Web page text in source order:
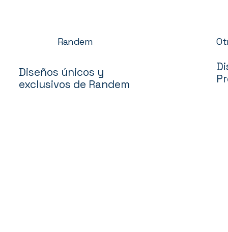
Randem
Diseños únicos y
exclusivos de Randem